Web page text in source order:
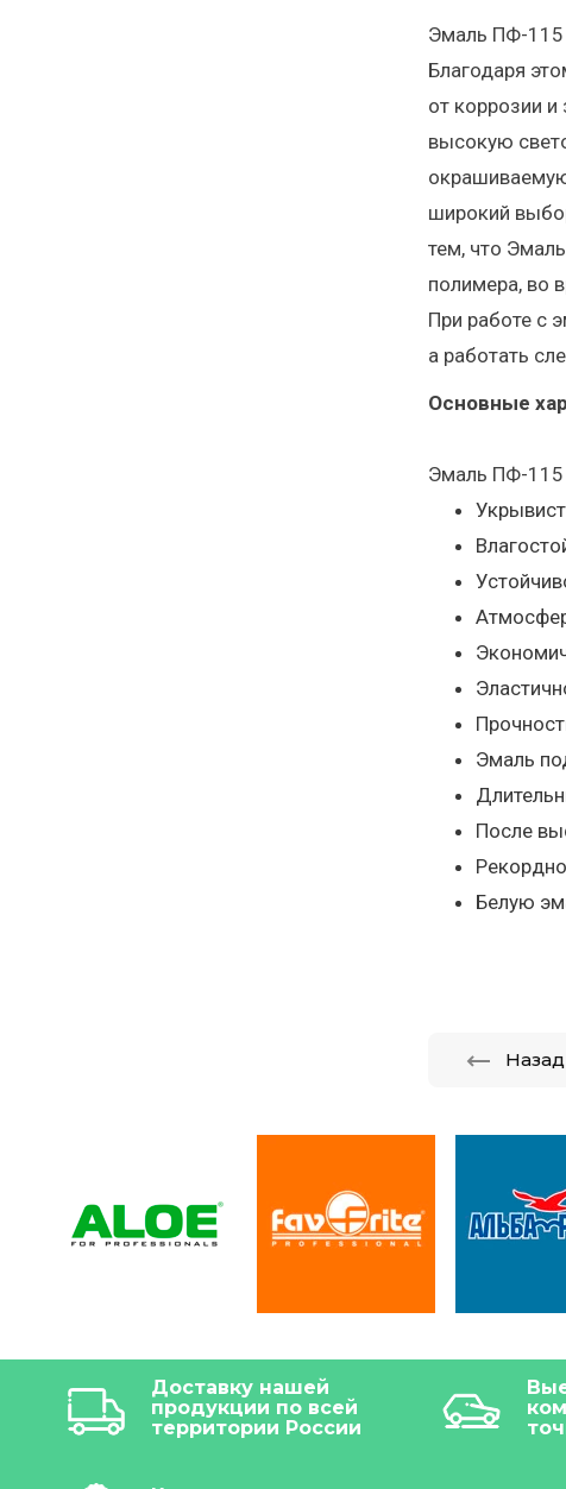
Эмаль ПФ-115
Благодаря
от коррозии
высокую
широкий
тем, что
полимера, во
При работе с
а работать
Основные
Эмаль ПФ-115
Эмаль
После
Белую
Назад
Доставку нашей
продукции по всей
территории России